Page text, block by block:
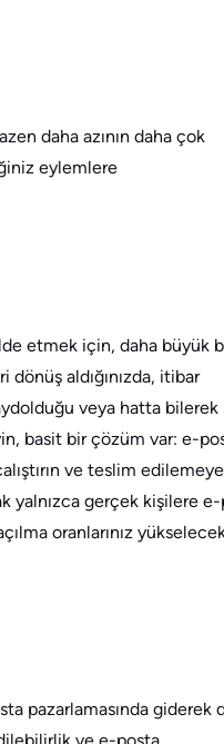
daha azının daha çok
eylemlere
etmek için, daha büyük
aldığınızda, itibar
veya hatta bilerek
basit bir çözüm var: e-
ve teslim
yalnızca gerçek kişilere
oranlarınız
pazarlamasında giderek